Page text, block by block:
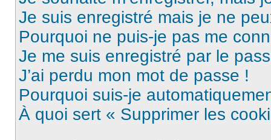
Je suis enregistré mais je ne
Pourquoi ne puis-je pas me
Je me suis enregistré par le
J’ai perdu mon mot de passe !
Pourquoi suis-je
À quoi sert « Supprimer les